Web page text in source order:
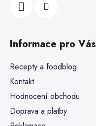
Informace pro Vás
Recepty a foodblog
Kontakt
Hodnocení obchodu
Doprava a platby